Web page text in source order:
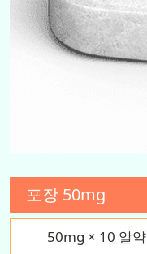
포장 50mg
50mg × 10 알약